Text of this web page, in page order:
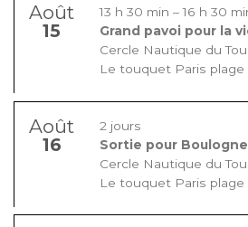
Août
15
13 h 30 min – 16 h 30
Grand pavoi pour la
Cercle Nautique du
Le touquet Paris plage
Août
16
2 jours
Sortie pour
Cercle Nautique du
Le touquet Paris plage